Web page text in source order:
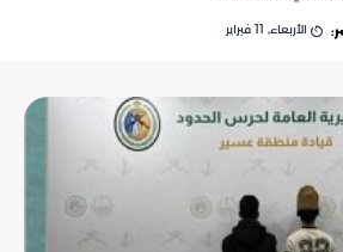
الأربعاء, 11 فبراير